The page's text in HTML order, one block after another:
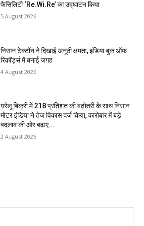
फैसिलिटी ‘Re.Wi.Re’ का उद्घाटन किया
5 August 2026
निसान टेक्टॉन ने दिखाई अनूठी क्षमता, इंडिया बुक ऑफ
रिकॉर्ड्स में बनाई जगह
4 August 2026
घरेलू बिक्री में 218 प्रतिशत की बढ़ोतरी के साथ निसान
मोटर इंडिया ने तेज विकास दर्ज किया, कारोबार में बड़े
बदलाव की ओर बढ़ाए...
2 August 2026